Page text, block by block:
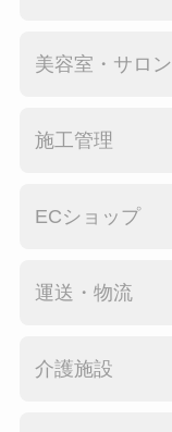
美容室・サロン
施工管理
ECショップ
運送・物流
介護施設